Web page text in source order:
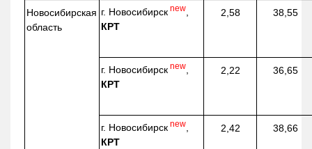
Новосибирская
область
г. Новосибирск new,
КРТ
2,58 38,55
г. Новосибирск new,
КРТ
2,22 36,65
г. Новосибирск new,
КРТ
2,42 38,66